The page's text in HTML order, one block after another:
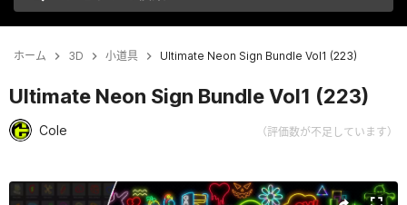
ホーム 3D 小道具 Ultimate Neon Sign Bundle Vol1 (223)
Ultimate Neon Sign Bundle Vol1 (223)
Cole （評価数が不足しています）
現在のスライド：1 / 32